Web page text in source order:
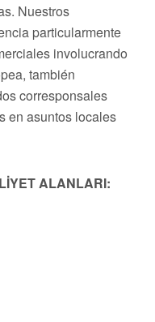
Nuestros
particularmente
involucrando
también
corresponsales
en asuntos locales
ALANLARI: